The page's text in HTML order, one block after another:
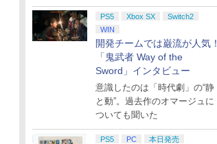
の2026年モデルがラインナ
ップ
PS5 Xbox SX
Switch2
WIN
開発チームでは巌流が人気！
「鬼武者 Way of the
Sword」インタビュー
意識したのは「時代劇」の“静
と動”。過去作のオマージュに
ついても聞いた
PS5 PC 本日発売